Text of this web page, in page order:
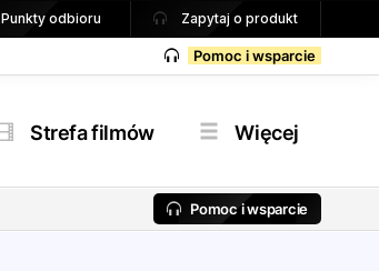
Punkty odbioru Zapytaj o produkt
Pomoc i wsparcie
Strefa filmów Więcej
Pomoc i wsparcie